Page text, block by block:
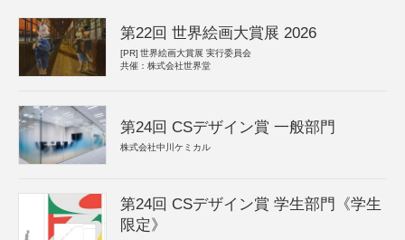
第22回 世界絵画大賞展 2026
[PR] 世界絵画大賞展 実行委員会
共催：株式会社世界堂
第24回 CSデザイン賞 一般部門
株式会社中川ケミカル
第24回 CSデザイン賞 学生部門《学生
限定》